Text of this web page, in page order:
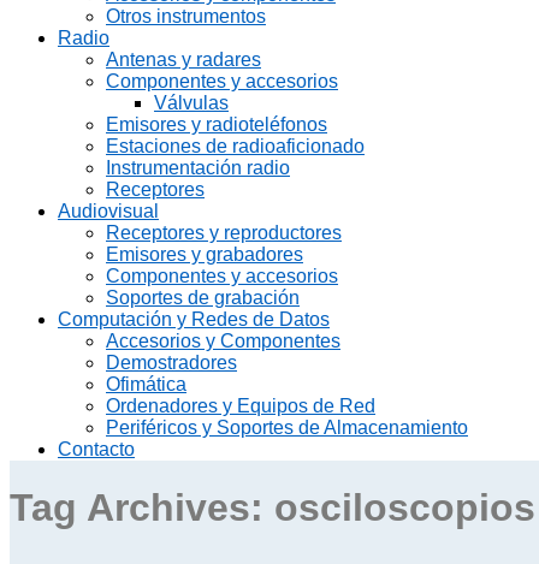
Otros instrumentos
Radio
Antenas y radares
Componentes y accesorios
Válvulas
Emisores y radioteléfonos
Estaciones de radioaficionado
Instrumentación radio
Receptores
Audiovisual
Receptores y reproductores
Emisores y grabadores
Componentes y accesorios
Soportes de grabación
Computación y Redes de Datos
Accesorios y Componentes
Demostradores
Ofimática
Ordenadores y Equipos de Red
Periféricos y Soportes de Almacenamiento
Contacto
Tag Archives: osciloscopios